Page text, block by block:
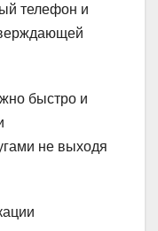
телефон и
быстро и
не выходя